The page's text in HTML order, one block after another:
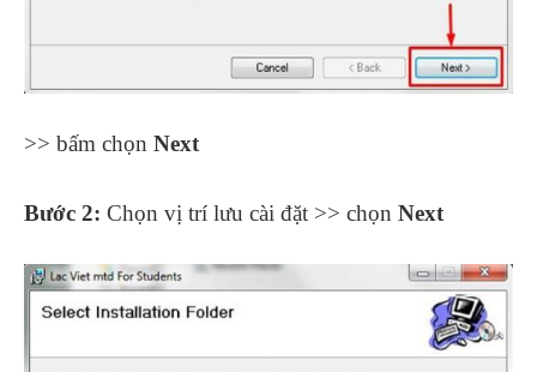
>> bấm chọn Next
Bước 2: Chọn vị trí lưu cài đặt >> chọn Next